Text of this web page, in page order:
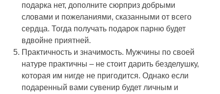
подарка нет, дополните сюрприз добрыми
словами и пожеланиями, сказанными от всего
сердца. Тогда получать подарок парню будет
вдвойне приятней.
Практичность и значимость. Мужчины по своей
натуре практичны – не стоит дарить безделушку,
которая им нигде не пригодится. Однако если
подаренный вами сувенир будет личным и